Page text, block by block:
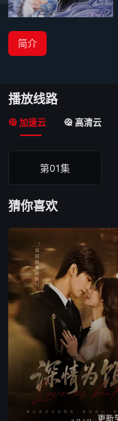
简介
播放线路
加速云 高清云
第01集
猜你喜欢
更新